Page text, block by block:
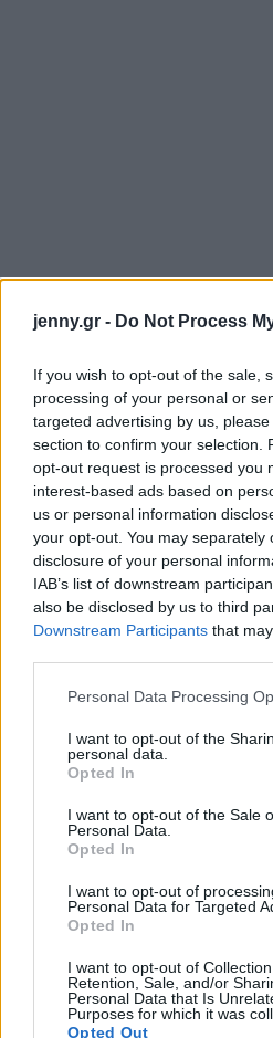
jenny.gr - Do Not Process
If you wish to opt-out of the sale,
processing of your personal or
targeted advertising by us,
section to confirm your selection.
opt-out request is processed you
interest-based ads based on
us or personal information
your opt-out. You may separately
disclosure of your personal
IAB’s list of downstream
also be disclosed by us to third
Downstream Participants that
Please note that this website/app
not limited to your visit or usage
grant or deny consent to Google
use your data for below specified
consent section.
Personal Data Processing
I want to opt-out of the
personal data.
Opted In
I want to opt-out of the Sale
Personal Data.
Opted In
I want to opt-out of
Personal Data for Targeted
Opted In
I want to opt-out of
Retention, Sale, and/or
Personal Data that Is
Purposes for which it was
Opted Out
@LOUISAHATT
3. Cargo